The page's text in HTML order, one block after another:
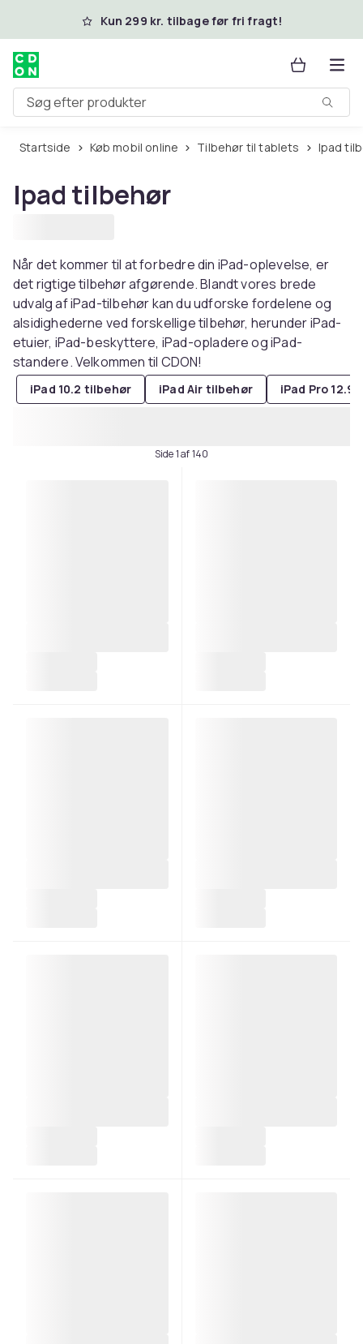
Spring til hovedindhold
Kun 299 kr. tilbage før fri fragt!
Søg efter produkter
Startside Køb mobil online Tilbehør til tablets Ipad
Ipad tilbehør
Når det kommer til at forbedre din iPad-oplevelse, er
det rigtige tilbehør afgørende. Blandt vores brede
udvalg af iPad-tilbehør kan du udforske fordelene og
alsidighederne ved forskellige tilbehør, herunder iPad-
etuier, iPad-beskyttere, iPad-opladere og iPad-
standere. Velkommen til CDON!
iPad 10.2 tilbehør iPad Air tilbehør iPad Pro 12.9
Side 1 af 140